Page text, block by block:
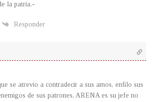
la patria.-
Responder
se atrevio a contradecir a sus amos, enfilo sus
de sus patrones, ARENA es su jefe no